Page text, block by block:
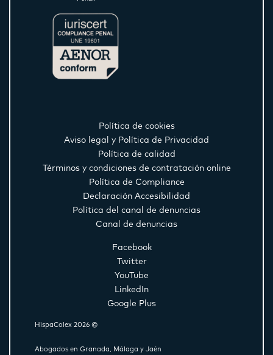
Política de cookies
Aviso legal y Política de Privacidad
Política de calidad
Términos y condiciones de contratación online
Política de Compliance
Declaración Accesibilidad
Política del canal de denuncias
Canal de denuncias
Facebook
Twitter
YouTube
LinkedIn
Google Plus
HispaColex 2026 ©
Abogados en Granada, Málaga y Jaén